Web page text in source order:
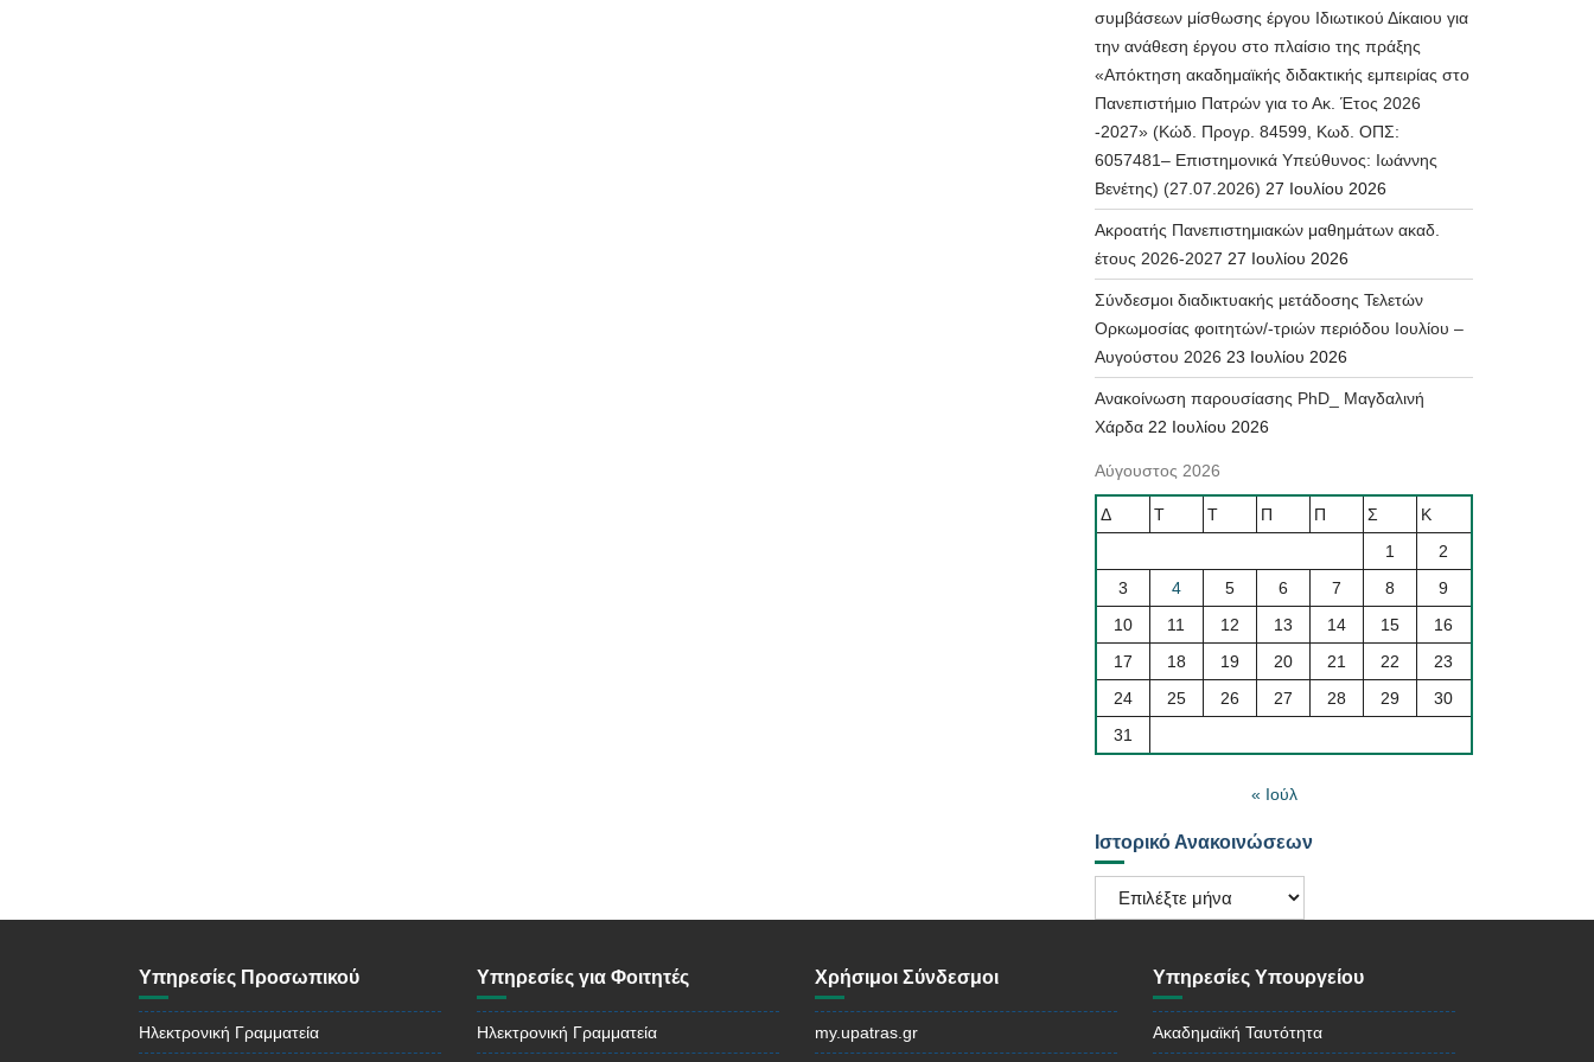
συμβάσεων μίσθωσης έργου Ιδιωτικού Δίκαιου για
την ανάθεση έργου στο πλαίσιο της πράξης
«Απόκτηση ακαδημαϊκής διδακτικής εμπειρίας στο
Πανεπιστήμιο Πατρών για το Ακ. Έτος 2026
-2027» (Κώδ. Προγρ. 84599, Κωδ. ΟΠΣ:
6057481– Επιστημονικά Υπεύθυνος: Ιωάννης
Βενέτης) (27.07.2026) 27 Ιουλίου 2026
Ακροατής Πανεπιστημιακών μαθημάτων ακαδ.
έτους 2026-2027 27 Ιουλίου 2026
Σύνδεσμοι διαδικτυακής μετάδοσης Τελετών
Ορκωμοσίας φοιτητών/-τριών περιόδου Ιουλίου –
Αυγούστου 2026 23 Ιουλίου 2026
Ανακοίνωση παρουσίασης PhD_ Μαγδαλινή
Χάρδα 22 Ιουλίου 2026
Αύγουστος 2026
Δ Τ Τ Π Π Σ
Κ
1
2
3
4 5 6 7 8
9
10
11 12 13 14 15
16
17
18 19 20 21 22
23
24
25 26 27 28 29
30
31
« Ιούλ
Ιστορικό Ανακοινώσεων
Ιστορικό
Ανακοινώσεων
Υπηρεσίες Προσωπικού
Ηλεκτρονική Γραμματεία
Υπηρεσίες για Φοιτητές
Ηλεκτρονική Γραμματεία
Χρήσιμοι Σύνδεσμοι
my.upatras.gr
Υπηρεσίες Υπουργείου
Ακαδημαϊκή Ταυτότητα